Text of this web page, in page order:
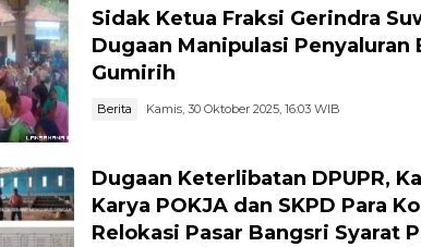
Sidak Ketua Fraksi Gerindra
Dugaan Manipulasi Penyaluran
Gumirih
Berita Kamis, 30 Oktober 2025, 16:03 WIB
Dugaan Keterlibatan DPUPR,
Karya POKJA dan SKPD Para
Relokasi Pasar Bangsri Syarat